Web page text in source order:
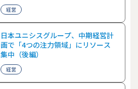
経営
日本ユニシスグループ、中期経営計
画で「4つの注力領域」にリソース
集中（後編）
経営